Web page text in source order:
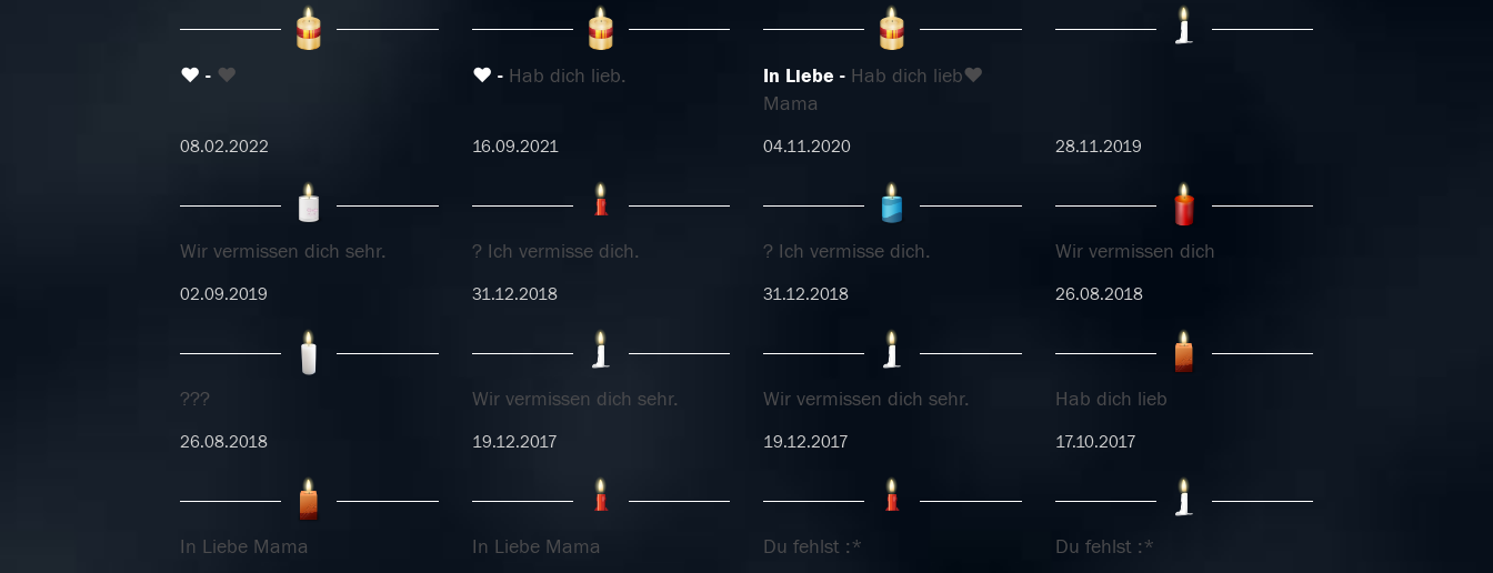
❤ ❤
08.02.2022
❤ Hab dich lieb.
16.09.2021
In Liebe
Hab dich lieb❤
Mama
04.11.2020 28.11.2019
Wir vermissen dich sehr.
02.09.2019
? Ich vermisse dich.
31.12.2018
? Ich vermisse dich.
31.12.2018
Wir vermissen dich
26.08.2018
???
26.08.2018
Wir vermissen dich sehr.
19.12.2017
Wir vermissen dich sehr.
19.12.2017
Hab dich lieb
17.10.2017
In Liebe Mama In Liebe Mama Du fehlst :* Du fehlst :*